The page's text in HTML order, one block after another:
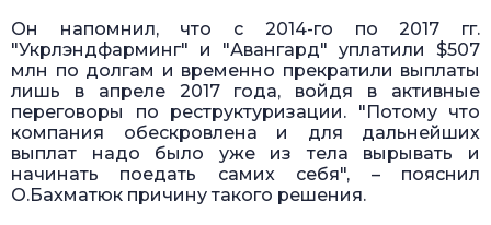
Он напомнил, что с 2014-го по 2017 гг.
"Укрлэндфарминг" и "Авангард" уплатили $507
млн по долгам и временно прекратили выплаты
лишь в апреле 2017 года, войдя в активные
переговоры по реструктуризации. "Потому что
компания обескровлена и для дальнейших
выплат надо было уже из тела вырывать и
начинать поедать самих себя", – пояснил
О.Бахматюк причину такого решения.